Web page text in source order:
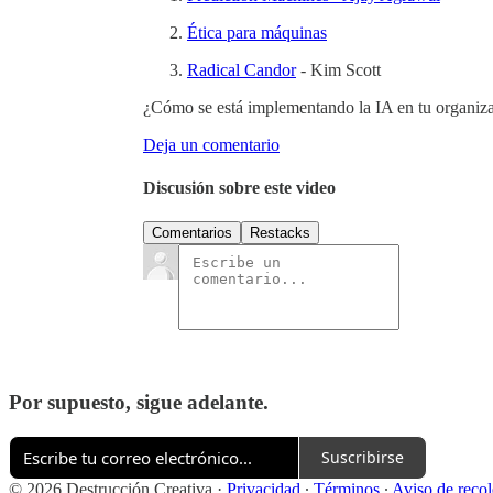
Ética para máquinas
Radical Candor- Kim Scott
¿Cómo se está implementando la IA en tu
Deja un comentario
Discusión sobre este video
Comentarios Restacks
Por supuesto, sigue adelante.
Suscribirse
© 2026 Destrucción Creativa · Privacidad ∙ Términos ∙ Aviso de